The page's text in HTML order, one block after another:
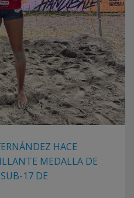
HACE
MEDALLA DE
17 DE